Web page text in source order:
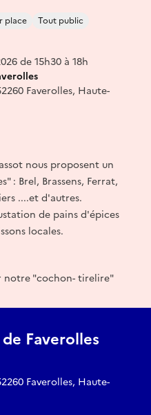
place Tout public
de 15h30 à 18h
Faverolles, Haute-
nous proposent un
: Brel, Brassens, Ferrat,
....et d'autres.
de pains d'épices
locales.
notre "cochon- tirelire"
Faverolles
Faverolles, Haute-